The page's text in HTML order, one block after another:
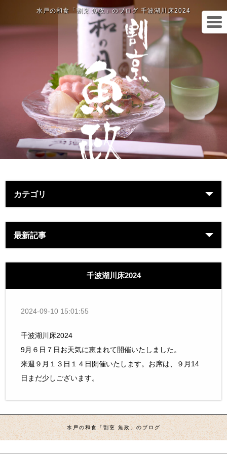
水戸の和食「割烹 魚政」のブログ 千波湖川床2024
カテゴリ
最新記事
千波湖川床2024
2024-09-10 15:01:55
千波湖川床2024
9月６日７日お天気に恵まれて開催いたしました。
来週９月１３日１４日開催いたします。お席は、９月14
日まだ少しございます。
水戸の和食「割烹 魚政」のブログ